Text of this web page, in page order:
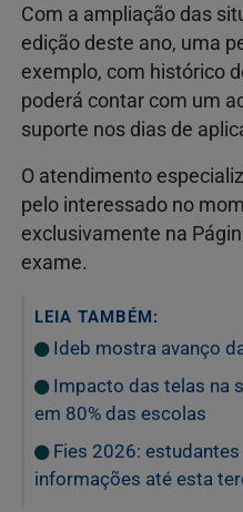
Com a ampliação das
edição deste ano, uma
exemplo, com histórico
poderá contar com um
suporte nos dias de
O atendimento
pelo interessado no
exclusivamente na
exame.
LEIA TAMBÉM:
Ideb mostra avanço
Impacto das telas na
em 80% das escolas
Fies 2026:
informações até esta